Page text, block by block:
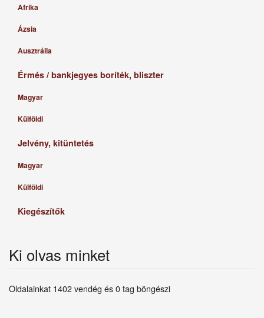
Afrika
Ázsia
Ausztrália
Érmés / bankjegyes boríték, bliszter
Magyar
Külföldi
Jelvény, kitüntetés
Magyar
Külföldi
Kiegészítők
Ki olvas minket
Oldalainkat 1402 vendég és 0 tag böngészi